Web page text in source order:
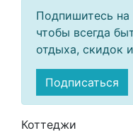
Подпишитесь на
чтобы всегда
отдыха, скидок
Подписаться
Коттеджи